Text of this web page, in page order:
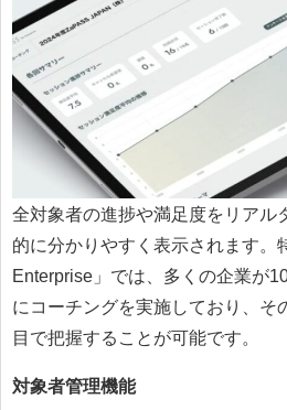
全対象者の進捗や満足度をリアル
的に分かりやすく表示されます。
Enterprise」では、多くの企業が
にコーチングを実施しており、そ
目で把握することが可能です。
対象者管理機能